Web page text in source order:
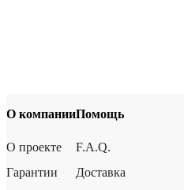
О компании
О проекте
Гарантии
Помощь
F.A.Q.
Доставка